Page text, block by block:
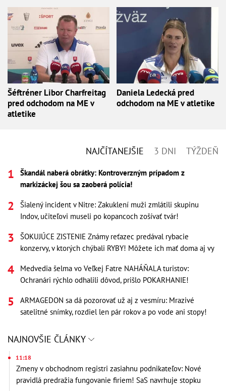
Šéftréner Libor Charfreitag
pred odchodom na ME v
atletike
Daniela Ledecká pred
odchodom na ME v atletike
NAJČÍTANEJŠIE 3 DNI TÝŽDEŇ
Škandál naberá obrátky: Kontroverzným prípadom z
markizáckej šou sa zaoberá polícia!
Šialený incident v Nitre: Zakuklení muži zmlátili skupinu
Indov, učiteľovi museli po kopancoch zošívať tvár!
ŠOKUJÚCE ZISTENIE Známy reťazec predával rybacie
konzervy, v ktorých chýbali RYBY! Môžete ich mať doma aj vy
Medvedia šelma vo Veľkej Fatre NAHÁŇALA turistov:
Ochranári rýchlo odhalili dôvod, prišlo POKARHANIE!
ARMAGEDON sa dá pozorovať už aj z vesmíru: Mrazivé
satelitné snímky, rozdiel len pár rokov a po vode ani stopy!
NAJNOVŠIE ČLÁNKY
11:18
Zmeny v obchodnom registri zasiahnu podnikateľov: Nové
pravidlá predražia fungovanie firiem! SaS navrhuje stopku